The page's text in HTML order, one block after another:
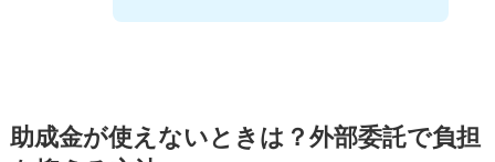
助成金が使えないときは？外部委託で負担